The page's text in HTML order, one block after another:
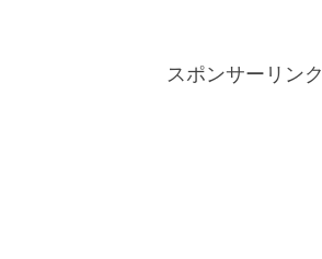
スポンサーリンク